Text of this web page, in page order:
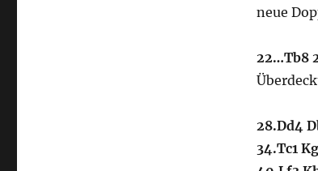
neue
22…Tb8
28.Dd4
34.Tc1